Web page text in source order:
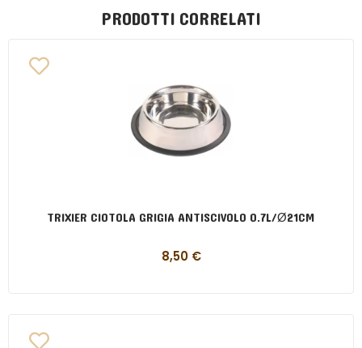
PRODOTTI CORRELATI
TRIXIER CIOTOLA GRIGIA ANTISCIVOLO 0.7L/Ø21CM
8,50 €